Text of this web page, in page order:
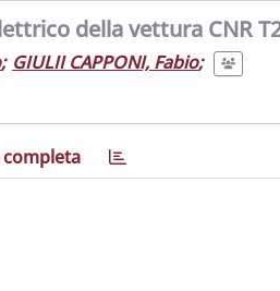
della vettura CNR
; GIULII CAPPONI, Fabio;
completa